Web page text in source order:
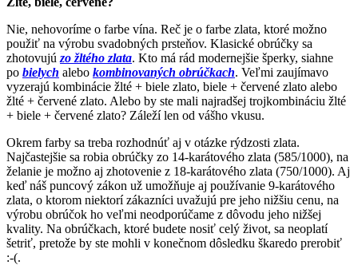
Nie, nehovoríme o farbe vína. Reč je o farbe zlata, ktoré možno
použiť na výrobu svadobných prsteňov. Klasické obrúčky sa
zhotovujú zo žltého zlata. Kto má rád modernejšie šperky, siahne
po bielych alebo kombinovaných obrúčkach. Veľmi zaujímavo
vyzerajú kombinácie žlté + biele zlato, biele + červené zlato alebo
žlté + červené zlato. Alebo by ste mali najradšej trojkombináciu žlté
+ biele + červené zlato? Záleží len od vášho vkusu.
Okrem farby sa treba rozhodnúť aj v otázke rýdzosti zlata.
Najčastejšie sa robia obrúčky zo 14-karátového zlata (585/1000), na
želanie je možno aj zhotovenie z 18-karátového zlata (750/1000). Aj
keď náš puncový zákon už umožňuje aj používanie 9-karátového
zlata, o ktorom niektorí zákazníci uvažujú pre jeho nižšiu cenu, na
výrobu obrúčok ho veľmi neodporúčame z dôvodu jeho nižšej
kvality. Na obrúčkach, ktoré budete nosiť celý život, sa neoplatí
šetriť, pretože by ste mohli v konečnom dôsledku škaredo prerobiť
:-(.